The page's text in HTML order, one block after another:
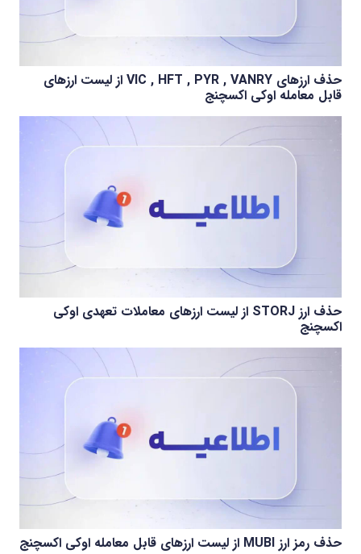
حذف ارزهای VIC , HFT , PYR , VANRY از لیست ارزهای
قابل معامله اوکی اکسچنج
حذف ارز STORJ از لیست ارزهای معاملات تعهدی اوکی
اکسچنج
حذف رمز ارز MUBI از لیست ارزهای قابل معامله اوکی اکسچنج